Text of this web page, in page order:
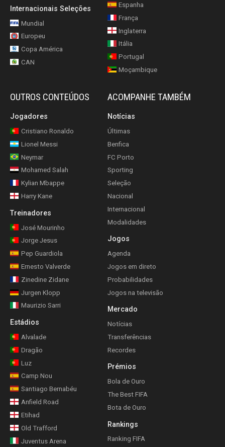
Internacionais Seleções
Mundial
Europeu
Copa América
CAN
Espanha
França
Inglaterra
Itália
Portugal
Moçambique
OUTROS CONTEÚDOS
Jogadores
Cristiano Ronaldo
Lionel Messi
Neymar
Mohamed Salah
Kylian Mbappe
Harry Kane
Treinadores
José Mourinho
Jorge Jesus
Pep Guardiola
Ernesto Valverde
Zinedine Zidane
Jurgen Klopp
Maurizio Sarri
Estádios
Alvalade
Dragão
Luz
Camp Nou
Santiago Bernabéu
Anfield Road
Etihad
Old Trafford
Juventus Arena
ACOMPANHE TAMBÉM
Notícias
Últimas
Benfica
FC Porto
Sporting
Seleção
Nacional
Internacional
Modalidades
Jogos
Agenda
Jogos em direto
Probabilidades
Jogos na televisão
Mercado
Notícias
Transferências
Recordes
Prémios
Bola de Ouro
The Best FIFA
Bota de Ouro
Rankings
Ranking FIFA